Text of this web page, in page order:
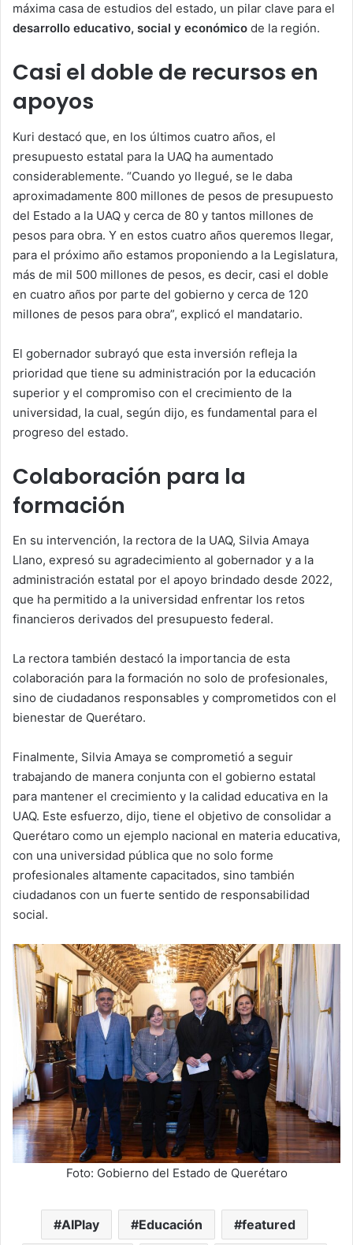
máxima casa de estudios del estado, un pilar clave para el
desarrollo educativo, social y económico de la región.
Casi el doble de recursos en
apoyos
Kuri destacó que, en los últimos cuatro años, el
presupuesto estatal para la UAQ ha aumentado
considerablemente. “Cuando yo llegué, se le daba
aproximadamente 800 millones de pesos de presupuesto
del Estado a la UAQ y cerca de 80 y tantos millones de
pesos para obra. Y en estos cuatro años queremos llegar,
para el próximo año estamos proponiendo a la Legislatura,
más de mil 500 millones de pesos, es decir, casi el doble
en cuatro años por parte del gobierno y cerca de 120
millones de pesos para obra”, explicó el mandatario.
El gobernador subrayó que esta inversión refleja la
prioridad que tiene su administración por la educación
superior y el compromiso con el crecimiento de la
universidad, la cual, según dijo, es fundamental para el
progreso del estado.
Colaboración para la
formación
En su intervención, la rectora de la UAQ, Silvia Amaya
Llano, expresó su agradecimiento al gobernador y a la
administración estatal por el apoyo brindado desde 2022,
que ha permitido a la universidad enfrentar los retos
financieros derivados del presupuesto federal.
La rectora también destacó la importancia de esta
colaboración para la formación no solo de profesionales,
sino de ciudadanos responsables y comprometidos con el
bienestar de Querétaro.
Finalmente, Silvia Amaya se comprometió a seguir
trabajando de manera conjunta con el gobierno estatal
para mantener el crecimiento y la calidad educativa en la
UAQ. Este esfuerzo, dijo, tiene el objetivo de consolidar a
Querétaro como un ejemplo nacional en materia educativa,
con una universidad pública que no solo forme
profesionales altamente capacitados, sino también
ciudadanos con un fuerte sentido de responsabilidad
social.
Foto: Gobierno del Estado de Querétaro
AIPlay Educación featured